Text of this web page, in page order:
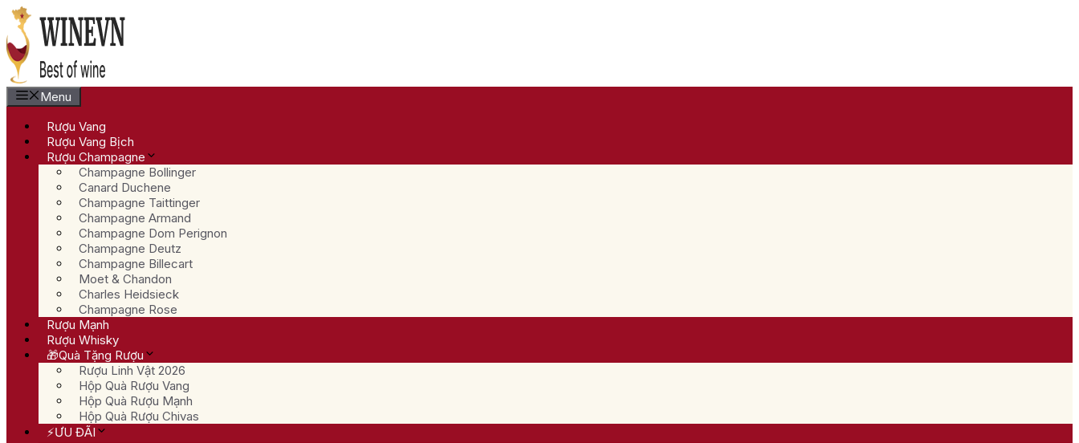
Chuyển
đến
nội
dung
Menu
Rượu Vang
Rượu Vang Bịch
Rượu Champagne
Champagne Bollinger
Canard Duchene
Champagne Taittinger
Champagne Armand
Champagne Dom Perignon
Champagne Deutz
Champagne Billecart
Moet & Chandon
Charles Heidsieck
Champagne Rose
Rượu Mạnh
Rượu Whisky
🎁Quà Tặng Rượu
Rượu Linh Vật 2026
Hộp Quà Rượu Vang
Hộp Quà Rượu Mạnh
Hộp Quà Rượu Chivas
⚡ƯU ĐÃI